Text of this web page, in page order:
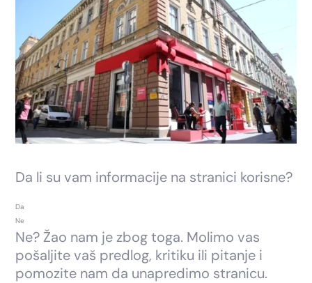
Da li su vam informacije na stranici korisne?
Da
Ne
Ne? Žao nam je zbog toga. Molimo vas
pošaljite vaš predlog, kritiku ili pitanje i
pomozite nam da unapredimo stranicu.